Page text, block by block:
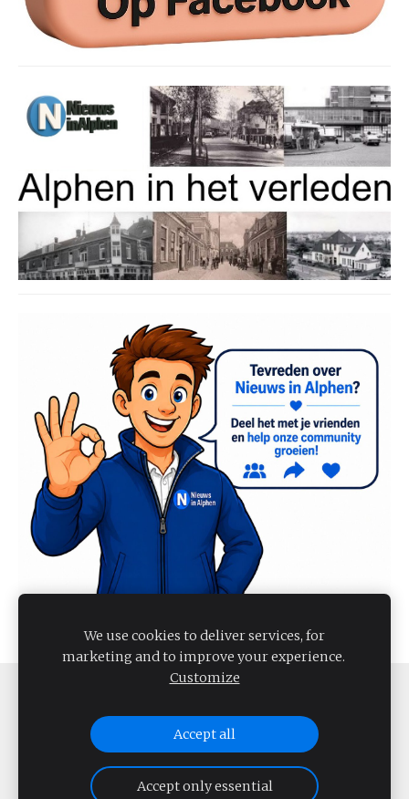
NIEUWS IN ALPHEN 2026
We use cookies to deliver services, for
marketing and to improve your experience.
Customize
Accept all
Accept only essential